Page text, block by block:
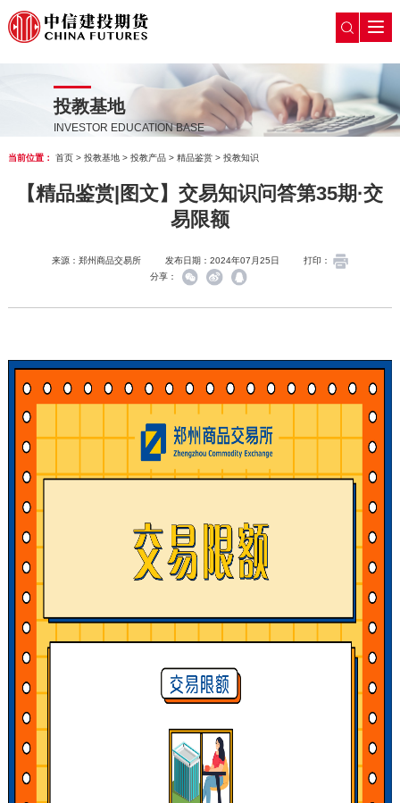
投教基地
INVESTOR EDUCATION BASE
当前位置： 首页> 投教基地> 投教产品> 精品鉴赏> 投教知识
【精品鉴赏|图文】交易知识问答第35期·交
易限额
来源：郑州商品交易所 发布日期：2024年07月25日
打印：
分享：